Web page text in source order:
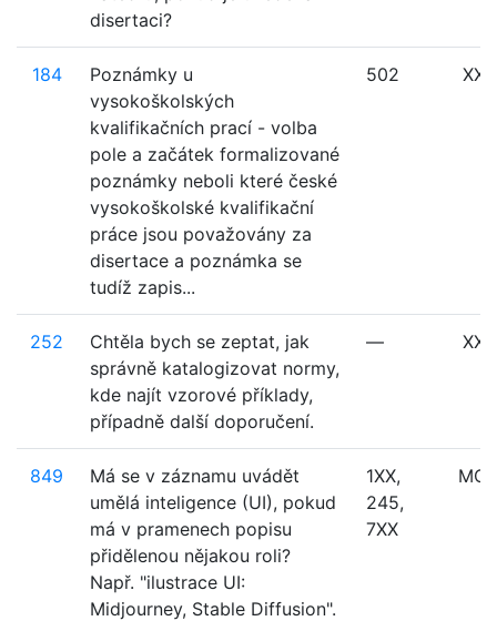
disertaci?
184
Poznámky u
vysokoškolských
kvalifikačních prací - volba
pole a začátek formalizované
poznámky neboli které české
vysokoškolské kvalifikační
práce jsou považovány za
disertace a poznámka se
tudíž zapis...
502 XXX
252
Chtěla bych se zeptat, jak
správně katalogizovat normy,
kde najít vzorové příklady,
případně další doporučení.
— XXX
849
Má se v záznamu uvádět
umělá inteligence (UI), pokud
má v pramenech popisu
přidělenou nějakou roli?
Např. "ilustrace UI:
Midjourney, Stable Diffusion".
1XX,
245,
7XX